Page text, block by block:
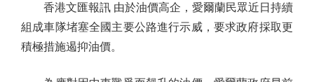
香港文匯報訊 由於油價高企，愛爾蘭民眾近日持續
組成車隊堵塞全國主要公路進行示威，要求政府採取更
積極措施遏抑油價。